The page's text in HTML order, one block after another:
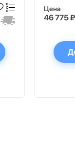
Цена
46 775 ₽